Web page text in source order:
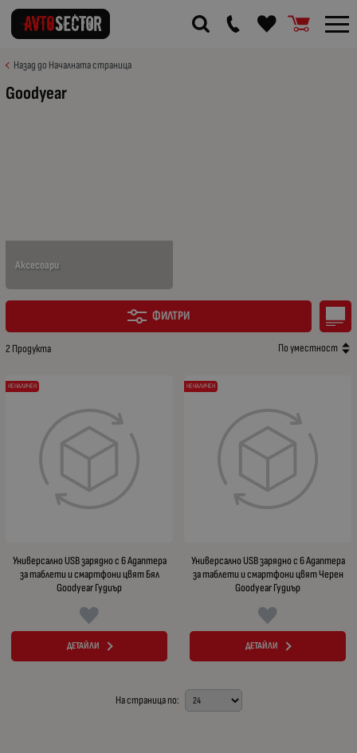
Назад до Началната страница
Goodyear
Аксесоари
ФИЛТРИ
2 Продукта По уместност
Универсално USB зарядно с 6 Адаптера
за таблети и смартфони цвят Бял
Goodyear Гудиър
ДЕТАЙЛИ
НЕНАЛИЧЕН
Универсално USB зарядно с 6 Адаптера
за таблети и смартфони цвят Черен
Goodyear Гудиър
ДЕТАЙЛИ
НЕНАЛИЧЕН
На страница по: